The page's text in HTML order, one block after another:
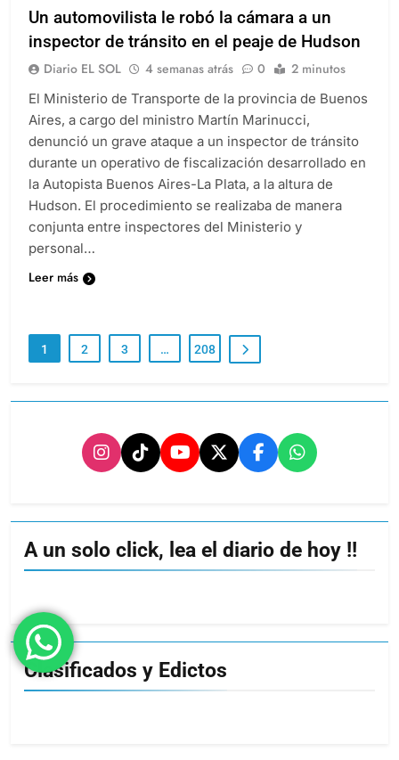
Un automovilista le robó la cámara a un
inspector de tránsito en el peaje de Hudson
Diario EL SOL 4 semanas atrás 0 2 minutos
El Ministerio de Transporte de la provincia de Buenos
Aires, a cargo del ministro Martín Marinucci,
denunció un grave ataque a un inspector de tránsito
durante un operativo de fiscalización desarrollado en
la Autopista Buenos Aires-La Plata, a la altura de
Hudson. El procedimiento se realizaba de manera
conjunta entre inspectores del Ministerio y
personal…
Leer más
1 2 3 … 208
A un solo click, lea el diario de hoy !!
Clasificados y Edictos